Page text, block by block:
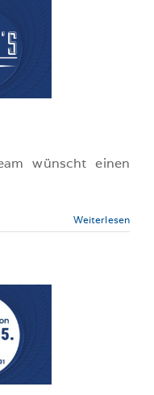
wünscht einen
Weiterlesen